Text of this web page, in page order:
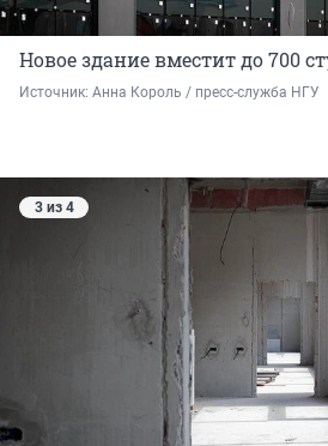
Новое здание вместит до 700
Источник: Анна Король / пресс-служба НГУ
3 из 4